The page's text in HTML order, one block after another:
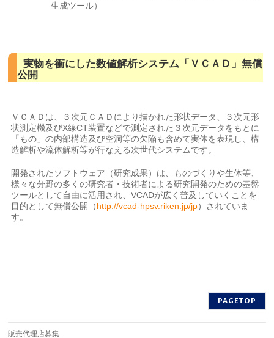
生成ツール）
実物を衝にした数値解析システム「ＶＣＡＤ」無償
公開
ＶＣＡＤは、３次元ＣＡＤにより描かれた形状データ、３次元形
状測定機及びX線CT装置などで測定された３次元データをもとに
「もの」の内部構造及び空洞等の欠陥も含めて実体を表現し、構
造解析や流体解析等が行なえる次世代システムです。
開発されたソフトウェア（研究成果）は、ものづくりや生体等、
様々な分野の多くの研究者・技術者による研究開発のための基盤
ツールとして自由に活用され、VCADが広く普及していくことを
目的として無償公開（http://vcad-hpsv.riken.jp/jp）されていま
す。
PAGETOP
販売代理店募集